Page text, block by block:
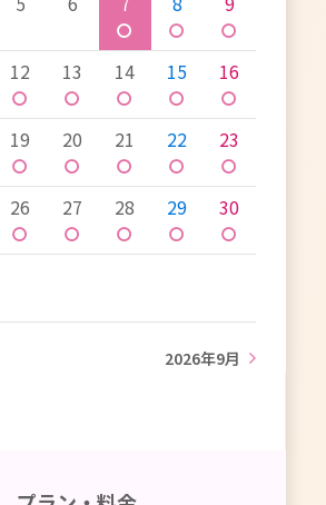
〇 〇 〇
12
〇
13
〇
14
〇
15
〇
16
〇
19
〇
20
〇
21
〇
22
〇
23
〇
26
〇
27
〇
28
〇
29
〇
30
〇
2026年9月